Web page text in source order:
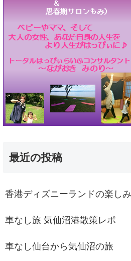
最近の投稿
香港ディズニーランドの楽し
車なし旅 気仙沼港散策レポ
車なし仙台から気仙沼の旅